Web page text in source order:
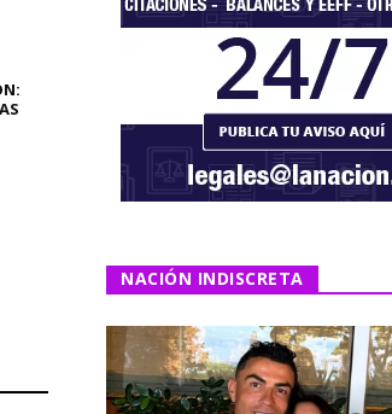
NACIÓN INDISCRETA